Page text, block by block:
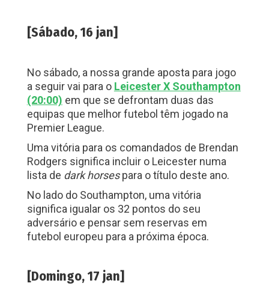
[Sábado, 16 jan]
No sábado, a nossa grande aposta para jogo
a seguir vai para o Leicester X Southampton
(20:00) em que se defrontam duas das
equipas que melhor futebol têm jogado na
Premier League.
Uma vitória para os comandados de Brendan
Rodgers significa incluir o Leicester numa
lista de dark horsespara o título deste ano.
No lado do Southampton, uma vitória
significa igualar os 32 pontos do seu
adversário e pensar sem reservas em
futebol europeu para a próxima época.
[Domingo, 17 jan]